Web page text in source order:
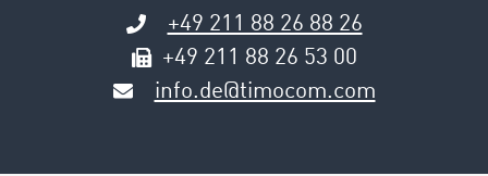
+49 211 88 26 88 26
+49 211 88 26 53 00
info.de@timocom.com